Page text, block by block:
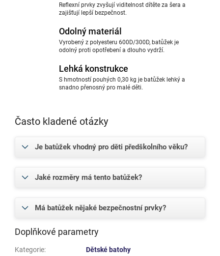
Reflexní prvky zvyšují viditelnost dítěte za šera a
zajišťují lepší bezpečnost.
Odolný materiál
Vyrobený z polyesteru 600D/300D, batůžek je
odolný proti opotřebení a dlouho vydrží.
Lehká konstrukce
S hmotností pouhých 0,30 kg je batůžek lehký a
snadno přenosný pro malé děti.
Často kladené otázky
Je batůžek vhodný pro děti předškolního věku?
Jaké rozměry má tento batůžek?
Má batůžek nějaké bezpečnostní prvky?
Doplňkové parametry
Kategorie:
Dětské batohy